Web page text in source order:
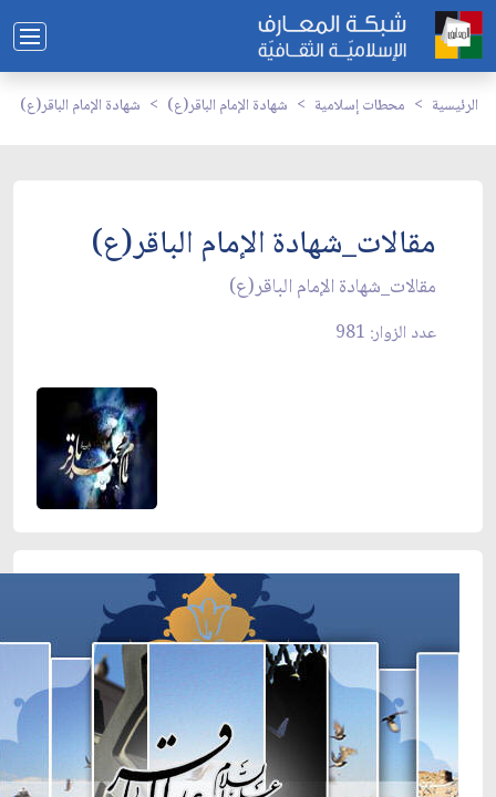
الرئيسية محطات إسلامية شهادة الإمام الباقر(ع) شهادة الإمام الباقر(ع)
مقالات_شهادة الإمام الباقر(ع)
مقالات_شهادة الإمام الباقر(ع)
عدد الزوار: 981